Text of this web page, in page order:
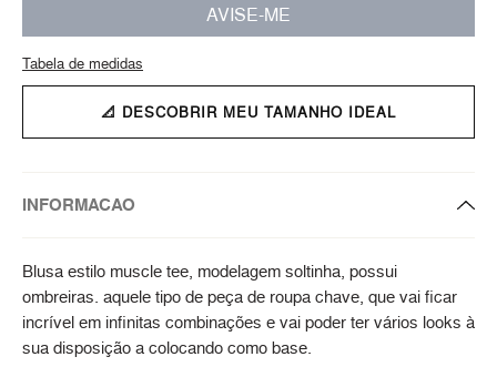
AVISE-ME
Tabela de medidas
📐 DESCOBRIR MEU TAMANHO IDEAL
INFORMACAO
Blusa estilo muscle tee, modelagem soltinha, possui
ombreiras. aquele tipo de peça de roupa chave, que vai ficar
incrível em infinitas combinações e vai poder ter vários looks à
sua disposição a colocando como base.